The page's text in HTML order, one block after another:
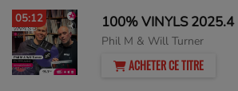
05:12 100% VINYLS 2025.4
Phil M & Will Turner
ACHETER CE TITRE